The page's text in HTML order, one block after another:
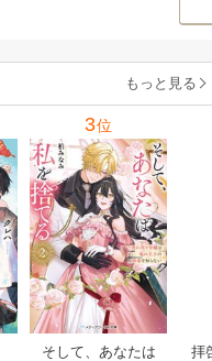
もっと見る
3位
そして、あなたは
拝